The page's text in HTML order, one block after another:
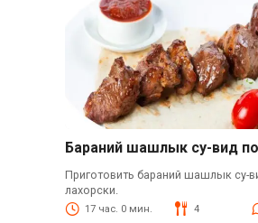
Бараний шашлык су-вид
Приготовить бараний шашлык су-
лахорски.
17 час. 0 мин. 4